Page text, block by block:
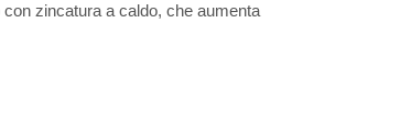
zincatura a caldo, che aumenta